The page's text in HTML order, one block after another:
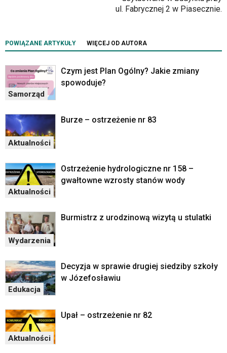
być
w
dedykowane
skróty
klawiaturowe
dla
danej
platformy.
ul. Fabrycznej 2 w Piasecznie.
POWIĄZANE ARTYKUŁY WIĘCEJ OD AUTORA
Samorząd
Czym jest Plan Ogólny? Jakie zmiany
spowoduje?
Aktualności
Burze – ostrzeżenie nr 83
Aktualności
Ostrzeżenie hydrologiczne nr 158 –
gwałtowne wzrosty stanów wody
Wydarzenia
Burmistrz z urodzinową wizytą u stulatki
Edukacja
Decyzja w sprawie drugiej siedziby szkoły
w Józefosławiu
Aktualności
Upał – ostrzeżenie nr 82